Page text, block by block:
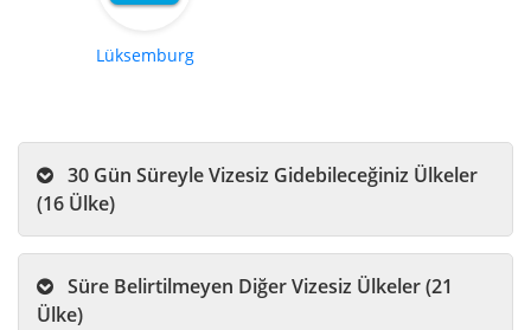
Lüksemburg
(16 Ülke)
Ülke)